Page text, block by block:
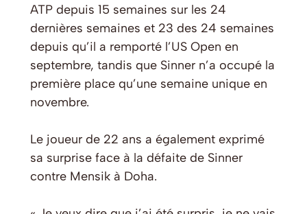
ATP depuis 15 semaines sur les 24
dernières semaines et 23 des 24 semaines
depuis qu’il a remporté l’US Open en
septembre, tandis que Sinner n’a occupé la
première place qu’une semaine unique en
novembre.
Le joueur de 22 ans a également exprimé
sa surprise face à la défaite de Sinner
contre Mensik à Doha.